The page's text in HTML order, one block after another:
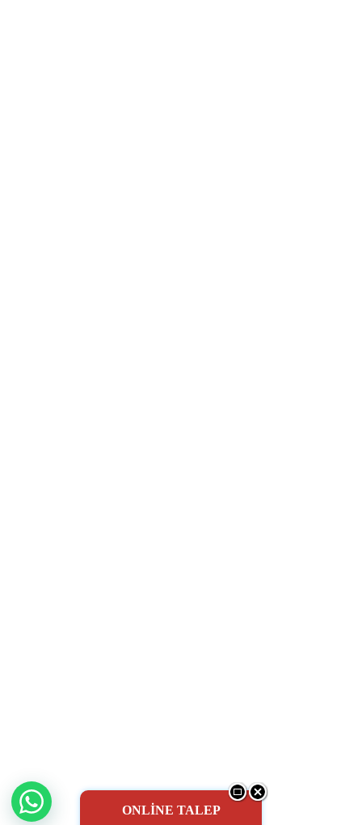
ONLİNE TALEP